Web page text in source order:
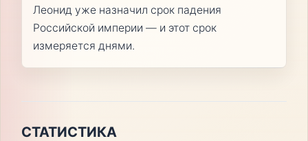
Леонид уже назначил срок падения
Российской империи — и этот срок
измеряется днями.
СТАТИСТИКА